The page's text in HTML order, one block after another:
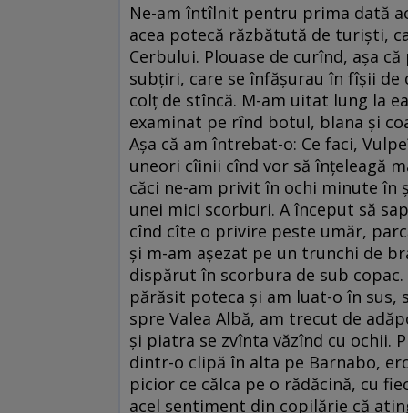
Ne-am întîlnit pentru prima dată
acea potecă răzbătută de turişti,
Cerbului. Plouase de curînd, aşa
subţiri, care se înfăşurau în fîşii de
colţ de stîncă. M-am uitat lung la
examinat pe rînd botul, blana şi
Aşa că am întrebat-o: Ce faci,
uneori cîinii cînd vor să înţeleagă
căci ne-am privit în ochi minute în
unei mici scorburi. A început să
cînd cîte o privire peste umăr,
şi m-am aşezat pe un trunchi de
dispărut în scorbura de sub
părăsit poteca şi am luat-o în
spre Valea Albă, am trecut de
şi piatra se zvînta văzînd cu ochii.
dintr-o clipă în alta pe Barnabo,
picior ce călca pe o rădăcină, cu
acel sentiment din copilărie că